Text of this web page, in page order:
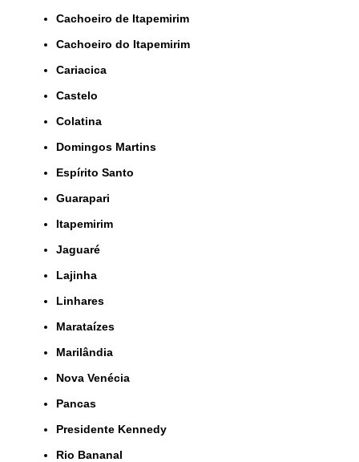
Cachoeiro de Itapemirim
Cachoeiro do Itapemirim
Cariacica
Castelo
Colatina
Domingos Martins
Espírito Santo
Guarapari
Itapemirim
Jaguaré
Lajinha
Linhares
Marataízes
Marilândia
Nova Venécia
Pancas
Presidente Kennedy
Rio Bananal